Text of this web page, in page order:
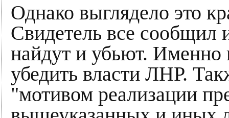
Однако выглядело это
Свидетель все сообщил
найдут и убьют. Именно
убедить власти ЛНР.
"мотивом реализации